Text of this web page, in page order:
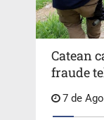
Catean
fraude
7 de